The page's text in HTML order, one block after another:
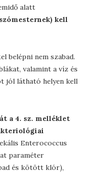
alatt
kell
belépni nem szabad.
valamint a víz és
jól látható helyen kell
a 4. sz. melléklet
Enterococcus
paraméter
és kötött klór),